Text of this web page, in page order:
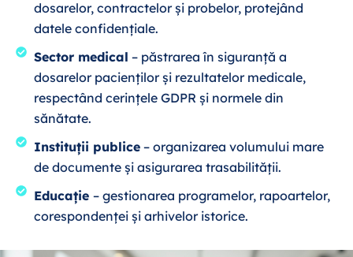
dosarelor, contractelor și probelor, protejând
datele confidențiale.
Sector medical – păstrarea în siguranță a
dosarelor pacienților și rezultatelor medicale,
respectând cerințele GDPR și normele din
sănătate.
Instituții publice– organizarea volumului mare
de documente și asigurarea trasabilității.
Educație – gestionarea programelor, rapoartelor,
corespondenței și arhivelor istorice.